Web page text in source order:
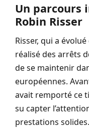
Un parcours
Robin Risser
Risser, qui a
réalisé des arrêts
de se maintenir
européennes.
avait remporté ce
su capter
prestations solides.